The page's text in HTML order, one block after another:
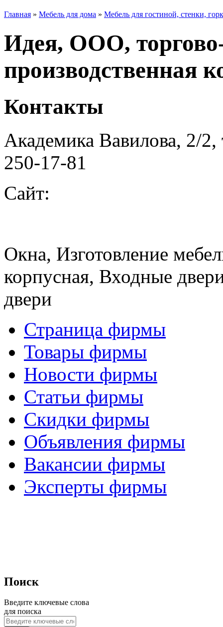
Главная » Мебель для дома » Мебель для гостиной, стенки,
Идея, ООО,
производственная
Контакты
Академика Вавилова, 2/
250-17-81
Сайт:
Окна, Изготовление
корпусная, Входные
двери
Страница фирмы
Товары фирмы
Новости фирмы
Статьи фирмы
Скидки фирмы
Объявления фирмы
Вакансии фирмы
Эксперты фирмы
Поиск
Введите ключевые слова
для поиска